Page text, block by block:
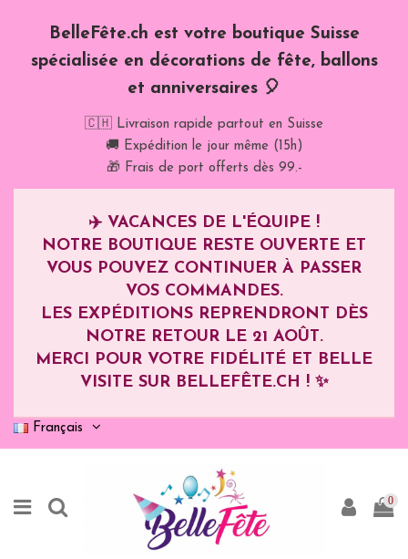
BelleFête.ch est votre boutique Suisse
spécialisée en décorations de fête, ballons
et anniversaires 🎈
🇨🇭 Livraison rapide partout en Suisse
🚚 Expédition le jour même (15h)
🎁 Frais de port offerts dès 99.-
✈️ VACANCES DE L'ÉQUIPE !
NOTRE BOUTIQUE RESTE OUVERTE ET
VOUS POUVEZ CONTINUER À PASSER
VOS COMMANDES.
LES EXPÉDITIONS REPRENDRONT DÈS
NOTRE RETOUR LE 21 AOÛT.
MERCI POUR VOTRE FIDÉLITÉ ET BELLE
VISITE SUR BELLEFÊTE.CH ! ✨
Français
0